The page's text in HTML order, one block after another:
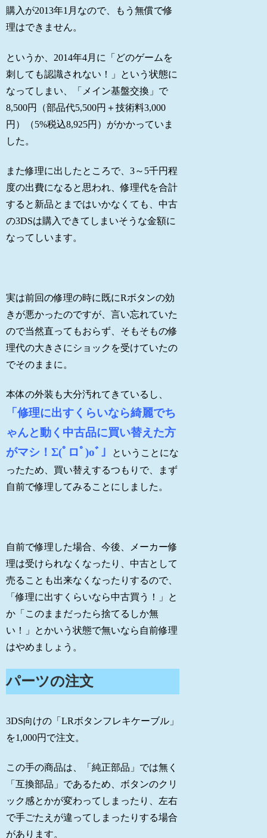
購入が2013年1月なので、もう無償で修
理はできません。
というか、2014年4月に「どのゲームを
刺しても認識されない！」という状態に
なってしまい、「メイン基盤交換」で
8,500円（部品代5,500円＋技術料3,000
円）（5%税込8,925円）がかかっていま
した。
また修理に出したところで、3～5千円程
度の出費になると思われ、修理代を合計
すると新品とまではいかなくても、中古
の3DSは購入できてしまいそうな金額に
なってしいます。
実は前回の修理の時に既にRボタンの効
きが悪かったのですが、言い忘れていた
ので当然直ってもおらず、そもそもの修
理代の大きさにショックを受けていたの
でそのままに。
本体の外装も大分汚れてきているし、
「修理に出すくらいなら綺麗でち
ゃんと動く中古品に買い替えた方
がマシ！Σ(ﾟロﾟ)oﾞ」
ということにな
ったため、買い替えするつもりで、まず
自前で修理してみることにしました。
自前で修理した場合、今後、メーカー修
理は受けられなくなったり、中古として
売ることも出来なくなったりするので、
「修理に出すくらいなら中古買う！」と
か「このままだったら捨てるしか無
い！」とかいう状態で無いなら自前修理
はやめましょう。
パーツの注文
3DS向けの「LRボタンフレキケーブル」
を1,000円で注文。
この手の商品は、「純正部品」では無く
「互換部品」であるため、ボタンのクリ
ック感とかが変わってしまったり、左右
で手ごたえが違ってしまったりする場合
があります。